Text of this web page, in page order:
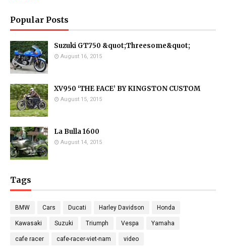
Popular Posts
Suzuki GT750 &quot;Threesome&quot;
August 16, 2015
XV950 ‘THE FACE’ BY KINGSTON CUSTOM
August 15, 2015
La Bulla 1600
August 14, 2015
Tags
BMW Cars Ducati Harley Davidson Honda
Kawasaki Suzuki Triumph Vespa Yamaha
cafe racer cafe-racer-viet-nam video